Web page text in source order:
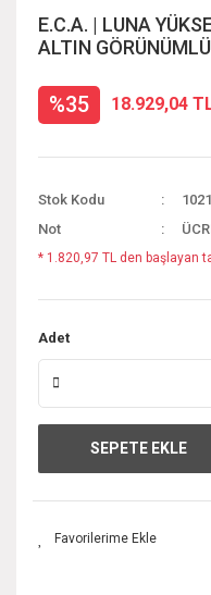
E.C.A. | LUNA
ALTIN GÖRÜNÜMLÜ
%35 18.929,04
Stok Kodu
Not
* 1.820,97 TL den başlayan
Adet
SEPETE EKLE